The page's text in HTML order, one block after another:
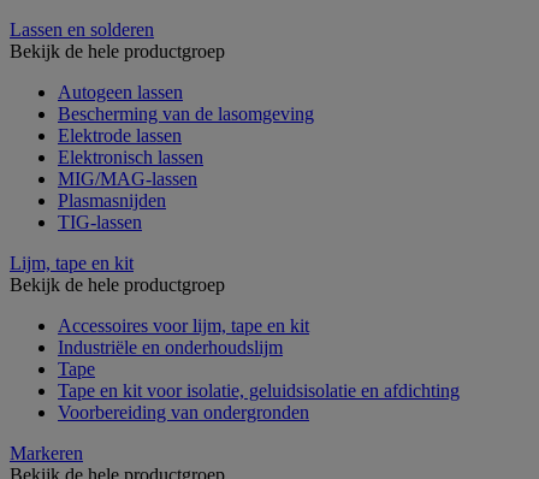
Lassen en solderen
Bekijk de hele productgroep
Autogeen lassen
Bescherming van de lasomgeving
Elektrode lassen
Elektronisch lassen
MIG/MAG-lassen
Plasmasnijden
TIG-lassen
Lijm, tape en kit
Bekijk de hele productgroep
Accessoires voor lijm, tape en kit
Industriële en onderhoudslijm
Tape
Tape en kit voor isolatie, geluidsisolatie en afdichting
Voorbereiding van ondergronden
Markeren
Bekijk de hele productgroep